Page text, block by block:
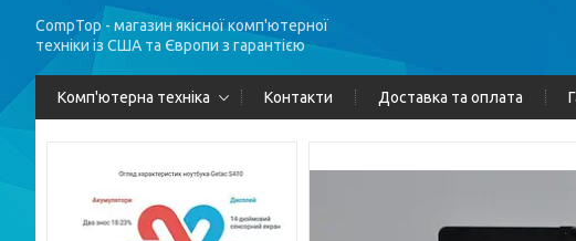
CompTop - магазин якісної комп'ютерної
техніки із США та Європи з гарантією
Комп'ютерна техніка Контакти Доставка та оплата